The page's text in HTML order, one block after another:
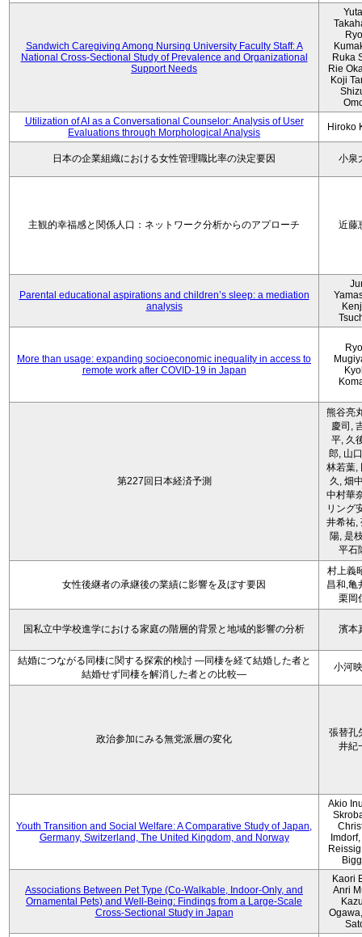
Sandwich Caregiving Among Nursing University Faculty Staff: A
National Cross-Sectional Study of Prevalence and Organizational
Support Needs
Ruka
Rie
Koji
Utilization of AI as a Conversational Counselor: Analysis of User
Evaluations through Morphological Analysis
Hiroko
日本の企業組織における女性管理職比率の決定要因 小泉
主観的幸福感と関係人口：ネットワーク分析からのアプローチ 近藤
Parental educational aspirations and children’s sleep: a mediation
analysis
More than usage: expanding socioeconomic inequality in access to
remote work after COVID-19 in Japan
第227回日本経済予測
熊谷亮
慶司,
平, 久
郎, 山
林若葉,
久, 畑
中村華
リング
井希祐,
陽, 是
平石
女性後継者の承継後の業績に影響を及ぼす要因
村上義
昌和,亀
栗岡
国私立中学校進学における家庭の階層的背景と地域的影響の分析 濱本
結婚につながる同棲に関する探索的検討 ―同棲を経て結婚した者と
結婚せず同棲を解消した者との比較―
小河
政治参加にみる無党派層の変化
張替孔
井紀
Youth Transition and Social Welfare: A Comparative Study of Japan,
Germany, Switzerland, The United Kingdom, and Norway
Akio
Associations Between Pet Type (Co-Walkable, Indoor-Only, and
Ornamental Pets) and Well-Being: Findings from a Large-Scale
Cross-Sectional Study in Japan
Kaori
Anri